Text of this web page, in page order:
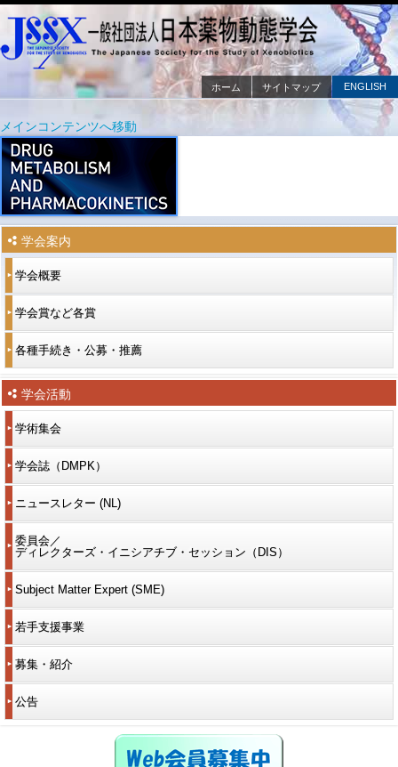
ENGLISH
ホーム サイトマップ
メインメニュー
メインコンテンツへ移動
サブコンテンツへ移動
学会案内
学会概要
学会賞など各賞
各種手続き・公募・推薦
学会活動
学術集会
学会誌（DMPK）
ニュースレター (NL)
委員会／
ディレクターズ・イニシアチブ・セッション（DIS）
Subject Matter Expert (SME)
若手支援事業
募集・紹介
公告